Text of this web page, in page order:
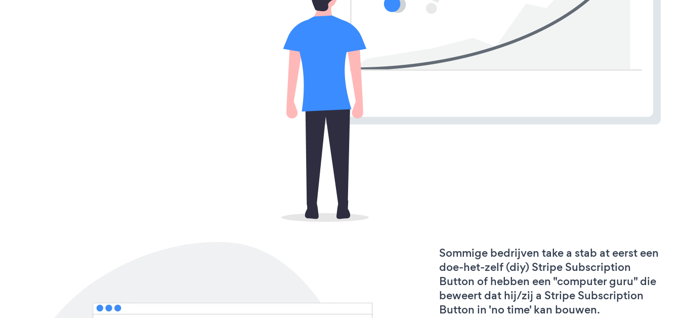
Sommige bedrijven take a stab at eerst een
doe-het-zelf (diy) Stripe Subscription
Button of hebben een "computer guru" die
beweert dat hij/zij a Stripe Subscription
Button in 'no time' kan bouwen.